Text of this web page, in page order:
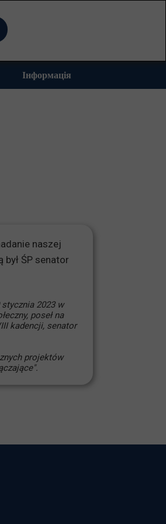
Інформація
naszej
był ŚP senator
stycznia 2023 w
poseł na
kadencji, senator
projektów